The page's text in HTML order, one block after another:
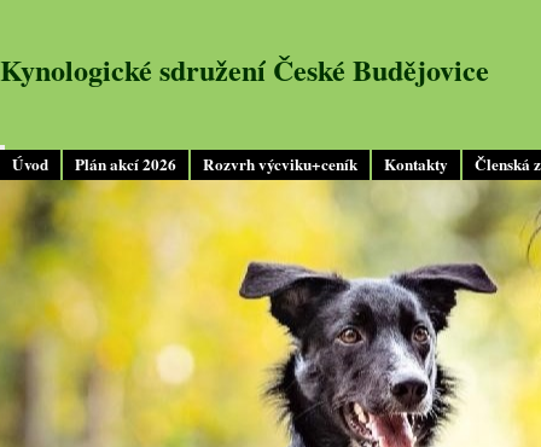
Úvod Plán akcí 2026 Rozvrh výcviku+ceník Kontakty Členská
Kynologické sdružení České Budějovice